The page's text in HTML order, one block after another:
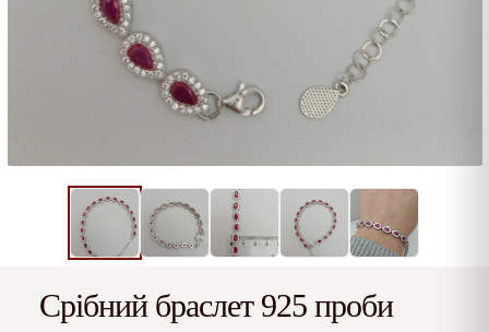
Срібний браслет 925 проби